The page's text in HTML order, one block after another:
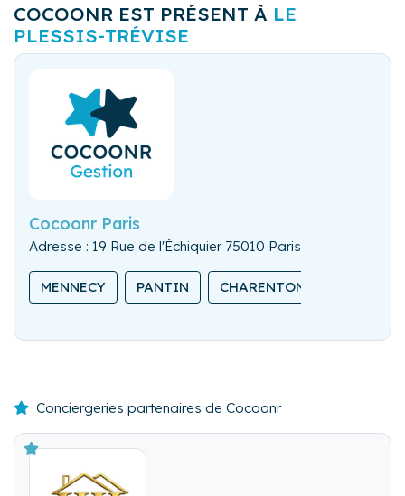
COCOONR EST PRÉSENT À LE
PLESSIS-TRÉVISE
Cocoonr Paris
Adresse : 19 Rue de l'Échiquier 75010 Paris
MENNECY PANTIN CHARENTON-LE-PONT
Conciergeries partenaires de Cocoonr